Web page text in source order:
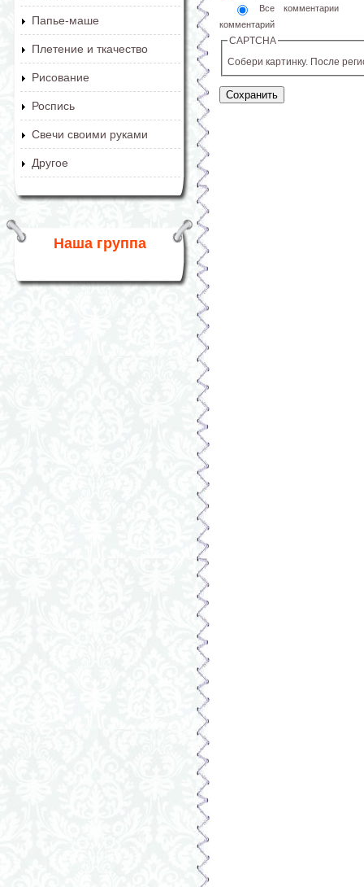
Папье-маше
Плетение и ткачество
Рисование
Роспись
Свечи своими руками
Другое
Наша группа
Все комментарии
комментарий
CAPTCHA
Собери картинку. После